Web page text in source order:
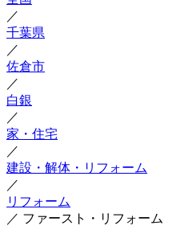
／
千葉県
／
佐倉市
／
白銀
／
家・住宅
／
建設・解体・リフォーム
／
リフォーム
／ ファースト・リフォーム